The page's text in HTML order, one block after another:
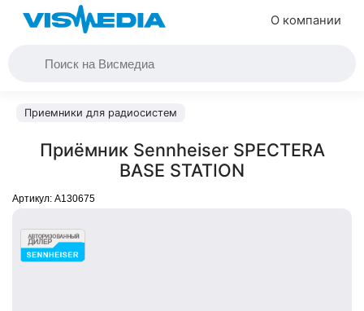
О компании
Приемники для радиосистем
Приёмник Sennheiser SPECTERA
BASE STATION
Артикул: A130675